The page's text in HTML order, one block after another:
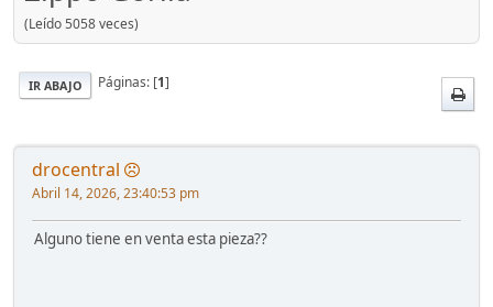
(Leído 5058 veces)
IR ABAJO Páginas: [1]
drocentral
Abril 14, 2026, 23:40:53 pm
Alguno tiene en venta esta pieza??